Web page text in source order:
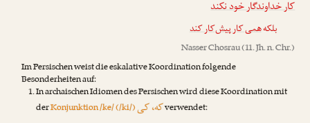
کار خداوندگار خود نکند
بلکههمی کار پیش‌کار کند
Nasser Chosrau(11. Jh. n. Chr.)
Im Persischen weist die eskalative Koordination folgende
Besonderheiten auf:
In archaischen Idiomen des Persischen wird diese Koordination mit
derKonjunktion /ke/ (/ki/)که، کیverwendet: